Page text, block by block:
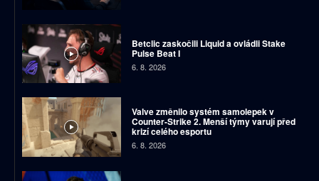
Betclic zaskočili Liquid a ovládli Stake
Pulse Beat I
6. 8. 2026
Valve změnilo systém samolepek v
Counter-Strike 2. Menší týmy varují před
krizí celého esportu
6. 8. 2026